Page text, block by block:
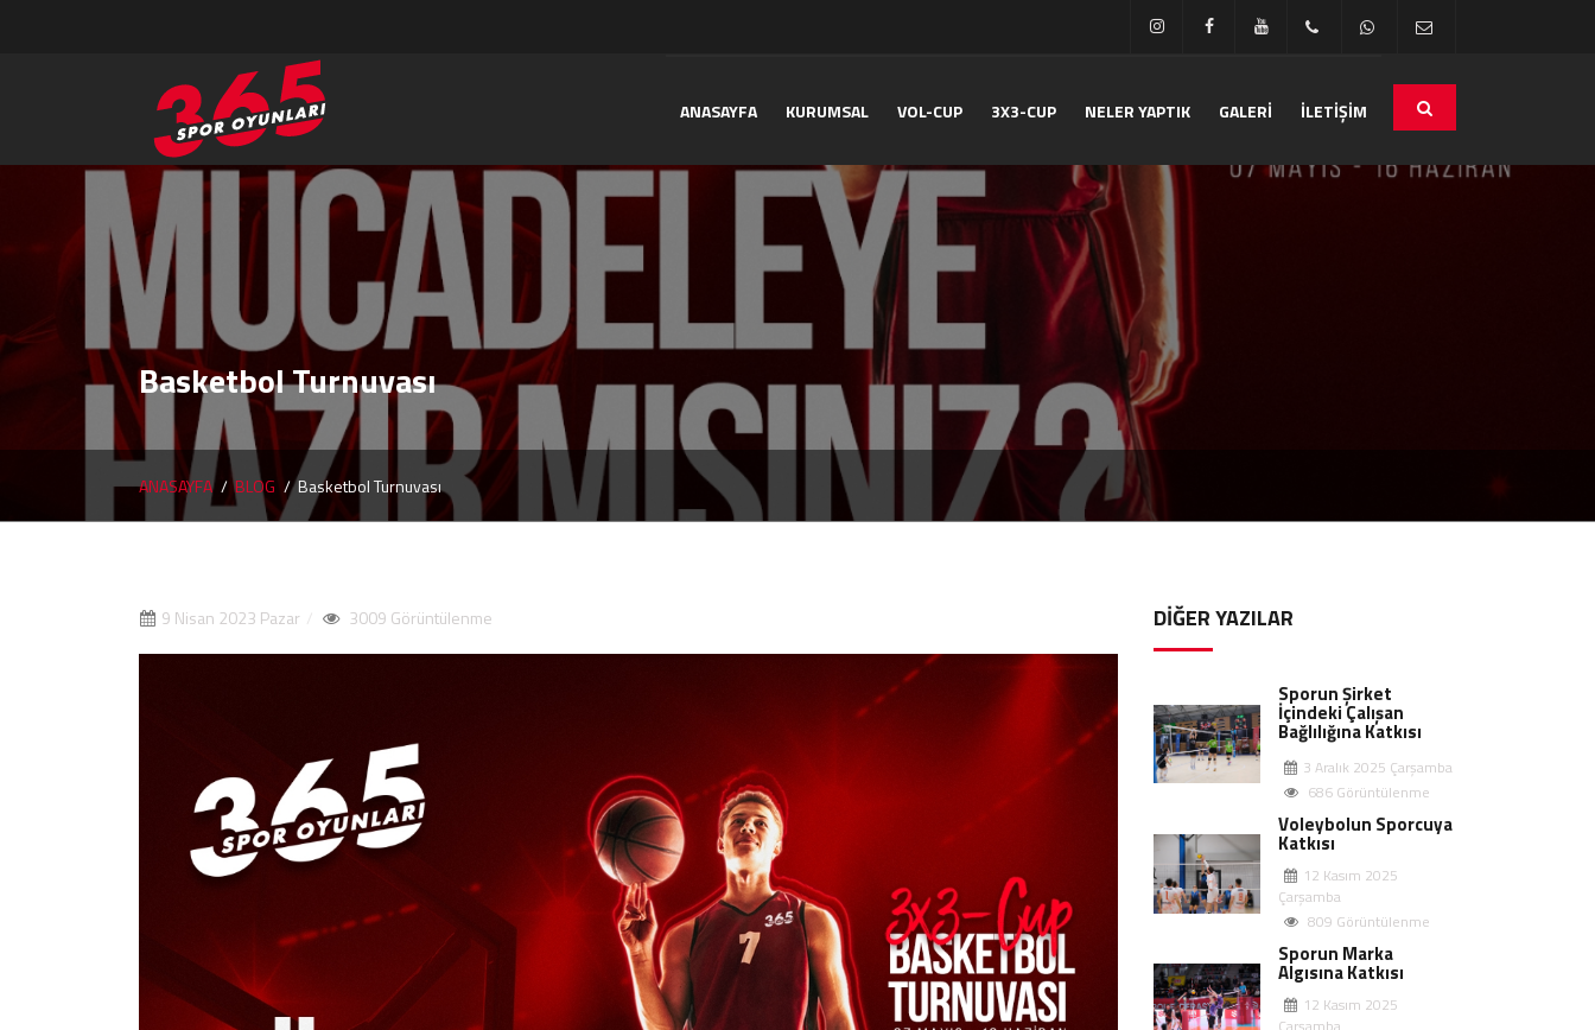
ANASAYFA KURUMSAL VOL-CUP 3X3-CUP NELER YAPTIK GALERİ İLETİŞİM
Basketbol Turnuvası
ANASAYFA BLOG Basketbol Turnuvası
9 Nisan 2023 Pazar 3009 Görüntülenme DIĞER YAZILAR
Sporun Şirket
İçindeki Çalışan
Bağlılığına Katkısı
3 Aralık 2025 Çarşamba
686 Görüntülenme
Voleybolun Sporcuya
Katkısı
12 Kasım 2025
Çarşamba
809 Görüntülenme
Sporun Marka
Algısına Katkısı
12 Kasım 2025